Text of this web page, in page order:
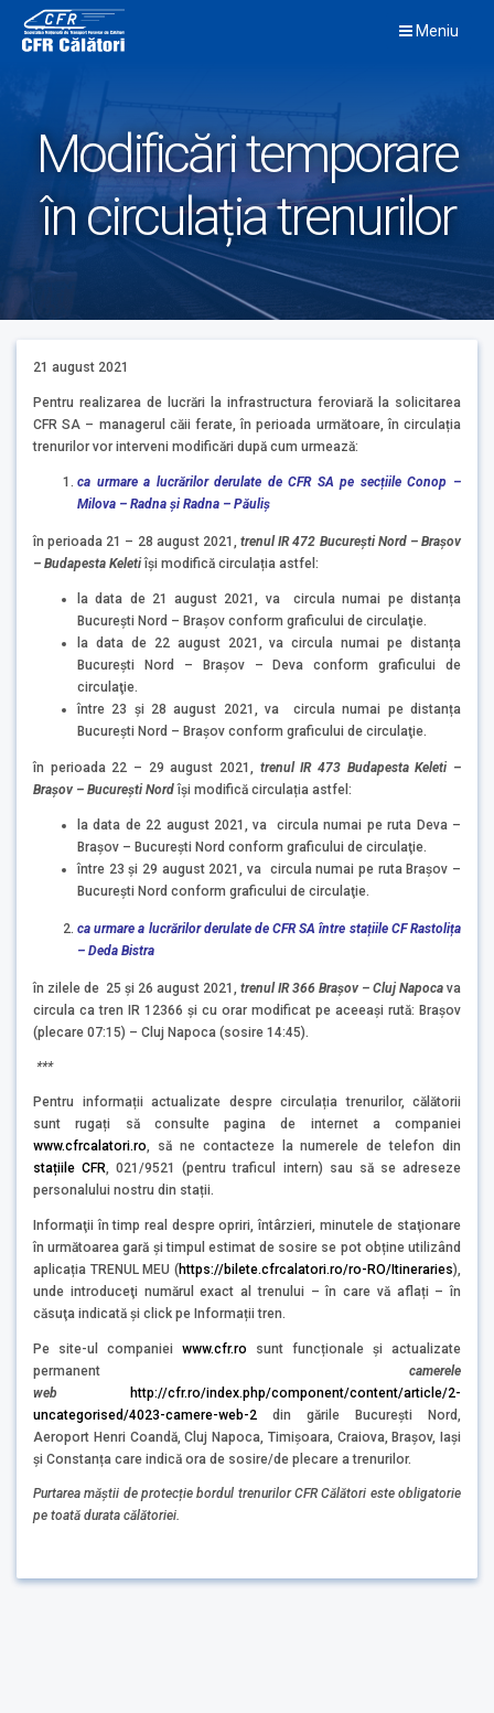
content
Meniu
Modificări temporare
în circulația trenurilor
21 august 2021
Pentru realizarea de lucrări la infrastructura feroviară la solicitarea
CFR SA – managerul căii ferate, în perioada următoare, în circulația
trenurilor vor interveni modificări după cum urmează:
ca urmare a lucrărilor derulate de CFR SA pe secțiile Conop –
Milova – Radna și Radna – Păuliș
în perioada 21 – 28 august 2021,trenul IR 472 București Nord – Brașov
– Budapesta Keletiîși modifică circulația astfel:
la data de 21 august 2021, va circula numai pe distanța
București Nord – Brașov conform graficului de circulaţie.
la data de 22 august 2021, va circula numai pe distanța
București Nord – Brașov – Deva conform graficului de
circulaţie.
între 23 și 28 august 2021, va circula numai pe distanța
București Nord – Brașov conform graficului de circulaţie.
în perioada 22 – 29 august 2021, trenul IR 473 Budapesta Keleti –
Brașov – București Nordîși modifică circulația astfel:
la data de 22 august 2021, va circula numai pe ruta Deva –
Brașov – București Nord conform graficului de circulaţie.
între 23 și 29 august 2021, va circula numai pe ruta Brașov –
București Nord conform graficului de circulaţie.
ca urmare a lucrărilor derulate de CFR SA între stațiile CFRastolița
– Deda Bistra
în zilele de 25 și 26 august 2021, trenul IR 366 Brașov – Cluj Napoca va
circula ca tren IR 12366 și cu orar modificat pe aceeași rută: Brașov
(plecare 07:15) – Cluj Napoca (sosire 14:45).
***
Pentru informații actualizate despre circulația trenurilor, călătorii
sunt rugați să consulte pagina de internet a companiei
www.cfrcalatori.ro, să ne contacteze la numerele de telefon din
stațiile CFR, 021/9521 (pentru traficul intern) sau să se adreseze
personalului nostru din stații.
Informaţii în timp real despre opriri, întârzieri, minutele de staţionare
în următoarea gară şi timpul estimat de sosire se pot obține utilizând
aplicația TRENUL MEU (https://bilete.cfrcalatori.ro/ro-RO/Itineraries),
unde introduceţi numărul exact al trenului – în care vă aflați – în
căsuţa indicată şi click pe Informații tren.
Pe site-ul companiei www.cfr.ro sunt funcționale și actualizate
permanent camerele
web
http://cfr.ro/index.php/component/content/article/2-
uncategorised/4023-camere-web-2 din gările București Nord,
Aeroport Henri Coandă, Cluj Napoca, Timișoara, Craiova, Brașov, Iași
și Constanța care indică ora de sosire/de plecare a trenurilor.
Purtarea măștii de protecție bordul trenurilor CFR Călători este obligatorie
pe toată durata călătoriei.